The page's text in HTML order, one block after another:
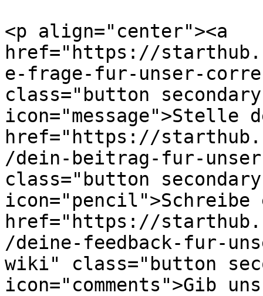
<p align="center"><a
href="https://
e-frage-fur-unser-
class="button
icon="message">Stelle
href="https://
/dein-beitrag-fur-
class="button
href="https://
/deine-feedback-fur-
wiki" class="button
icon="comments">Gib